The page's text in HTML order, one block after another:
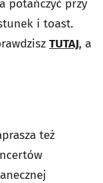
potańczyć przy
i toast.
TUTAJ, a
też